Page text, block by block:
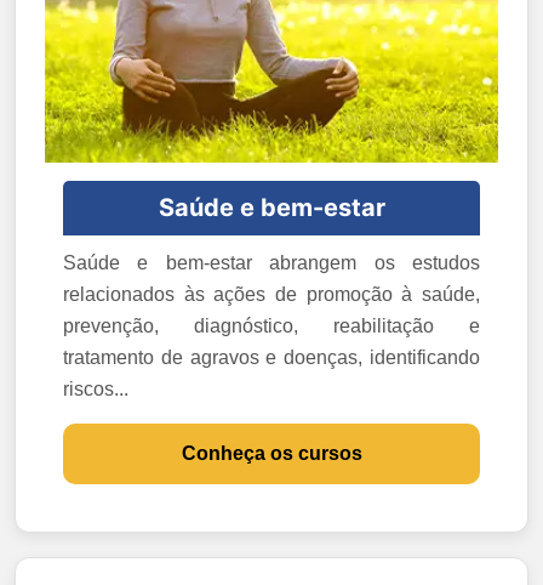
Saúde e bem-estar
Saúde e bem-estar abrangem os estudos
relacionados às ações de promoção à saúde,
prevenção, diagnóstico, reabilitação e
tratamento de agravos e doenças, identificando
riscos...
Conheça os cursos